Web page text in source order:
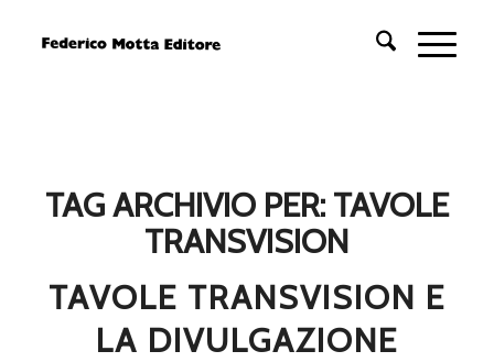
TAG ARCHIVIO PER: TAVOLE
TRANSVISION
TAVOLE TRANSVISION E
LA DIVULGAZIONE